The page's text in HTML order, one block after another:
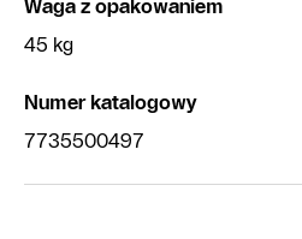
Waga z opakowaniem
45 kg
Numer katalogowy
7735500497